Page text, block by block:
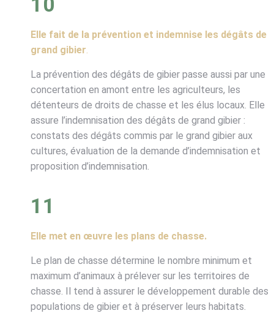
Elle fait de la prévention et indemnise les dégâts de
grand gibier.
La prévention des dégâts de gibier passe aussi par une
concertation en amont entre les agriculteurs, les
détenteurs de droits de chasse et les élus locaux. Elle
assure l’indemnisation des dégâts de grand gibier :
constats des dégâts commis par le grand gibier aux
cultures, évaluation de la demande d’indemnisation et
proposition d’indemnisation.
11
Elle met en œuvre les plans de chasse.
Le plan de chasse détermine le nombre minimum et
maximum d’animaux à prélever sur les territoires de
chasse. Il tend à assurer le développement durable des
populations de gibier et à préserver leurs habitats.